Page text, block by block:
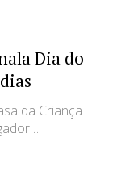
Dia do
da Criança